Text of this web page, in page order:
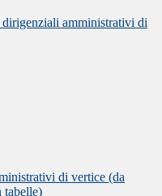
amministrativi di
di vertice (da
tabelle)